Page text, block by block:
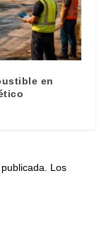
en
Los